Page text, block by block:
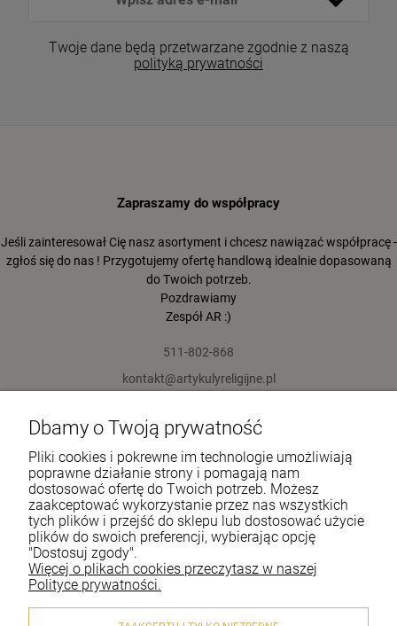
Twoje dane będą przetwarzane zgodnie z naszą
polityką prywatności
Zapraszamy do współpracy
Jeśli zainteresował Cię nasz asortyment i chcesz nawiązać współpracę -
zgłoś się do nas ! Przygotujemy ofertę handlową idealnie dopasowaną
do Twoich potrzeb.
Pozdrawiamy
Zespół AR :)
511-802-868
kontakt@artykulyreligijne.pl
Pomoc
Moje konto
Płatności i dostawa
Informacje
O nas
Dbamy o Twoją prywatność
Pliki cookies i pokrewne im technologie umożliwiają
poprawne działanie strony i pomagają nam
dostosować ofertę do Twoich potrzeb. Możesz
zaakceptować wykorzystanie przez nas wszystkich
tych plików i przejść do sklepu lub dostosować użycie
plików do swoich preferencji, wybierając opcję
"Dostosuj zgody".
Więcej o plikach cookies przeczytasz w naszej
Polityce prywatności.